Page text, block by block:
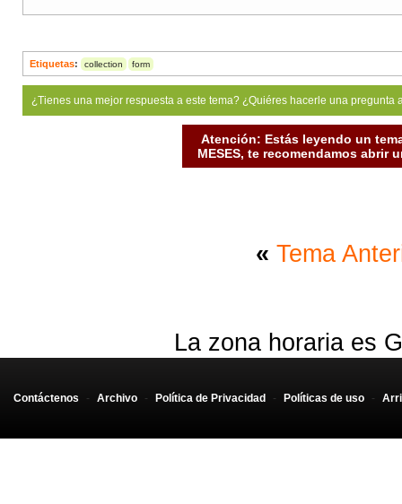
Etiquetas: collection form
¿Tienes una mejor respuesta a este tema? ¿Quiéres hacerle una
Atención: Estás leyendo un
MESES, te recomendamos abrir
« Tema
La zona horaria es
Contáctenos - Archivo - Política de Privacidad - Políticas de uso -